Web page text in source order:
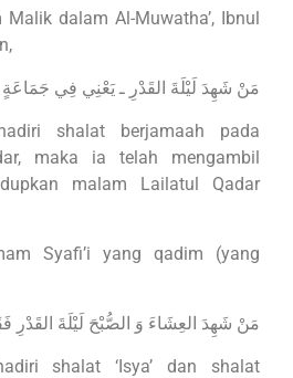
dalam Al-Muwatha’, Ibnul
مَنْ شَهِدَ لَيْلَةَ القَدْرِ ـ يَعْنِي فِي
shalat berjamaah pada
maka ia telah mengambil
malam Lailatul Qadar
Syafi’i yang qadim (yang
مَنْ شَهِدَ العِشَاءَ وَ الصُّبْحَ لَيْلَةَ القَدْرِ
shalat ‘Isya’ dan shalat